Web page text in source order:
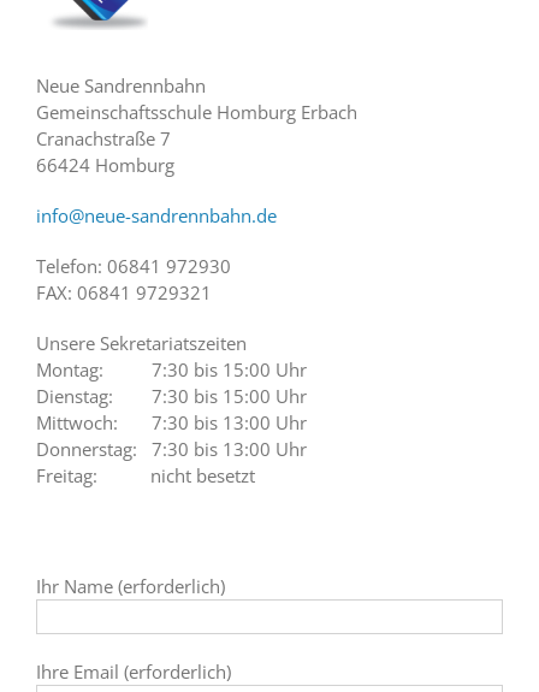
Neue Sandrennbahn
Gemeinschaftsschule Homburg Erbach
Cranachstraße 7
66424 Homburg
info@neue-sandrennbahn.de
Telefon: 06841 972930
FAX: 06841 9729321
Unsere Sekretariatszeiten
Montag: 7:30 bis 15:00 Uhr
Dienstag: 7:30 bis 15:00 Uhr
Mittwoch: 7:30 bis 13:00 Uhr
Donnerstag: 7:30 bis 13:00 Uhr
Freitag: nicht besetzt
Ihr Name (erforderlich)
Ihre Email (erforderlich)